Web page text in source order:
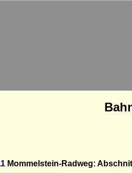
Mommelstein-Radweg: